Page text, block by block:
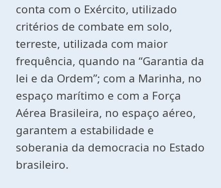
conta com o Exército, utilizado
critérios de combate em solo,
terreste, utilizada com maior
frequência, quando na “Garantia da
lei e da Ordem”; com a Marinha, no
espaço marítimo e com a Força
Aérea Brasileira, no espaço aéreo,
garantem a estabilidade e
soberania da democracia no Estado
brasileiro.